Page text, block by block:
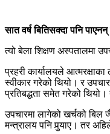
सात वर्ष बितिसक्दा पनि
त्यो बेला शिक्षण अस्पतालमा
प्रहरी कार्यालयले
स्वीकार गरेको थियो। र
प्रतिबद्धता समेत गरेको
उपचारमा लागेको खर्चको बिल
मन्त्रालय पनि पुर्‍याए। तर